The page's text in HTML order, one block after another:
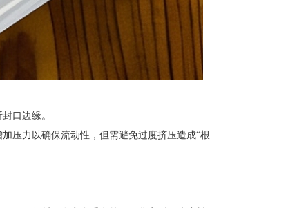
口边缘。
压力以确保流动性，但需避免过度挤压造成“根